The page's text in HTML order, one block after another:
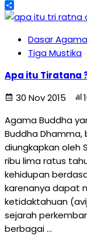
Telegram
Share
Dasar
Tiga Mustika
Apa itu Tiratana
30 Nov 2015
Agama Buddha
Buddha
diungkapkan oleh
ribu lima ratus
kehidupan
karenanya dapat
ketidaktahuan
sejarah
berbagai …